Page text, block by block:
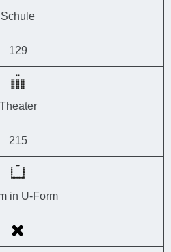
Schule
129
Theater
215
in U-Form